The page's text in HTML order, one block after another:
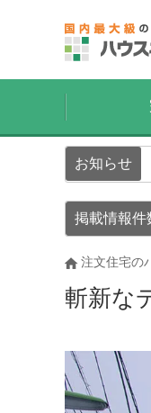
お知らせ
掲載情報件
注文住宅の
斬新な